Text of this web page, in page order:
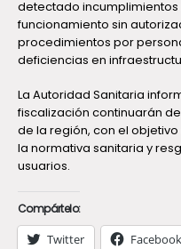
detectado incumplimientos
funcionamiento sin
procedimientos por
deficiencias en
La Autoridad Sanitaria
fiscalización continuarán
de la región, con el
la normativa sanitaria y
usuarios.
Compártelo:
Twitter Facebook